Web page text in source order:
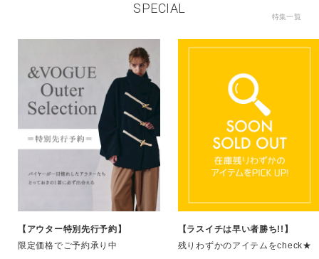
SPECIAL
特集一覧
【アウター特別先行予約】
限定価格でご予約承り中
【ラスイチは早い者勝ち!!】
残りわずかのアイテムをcheck★